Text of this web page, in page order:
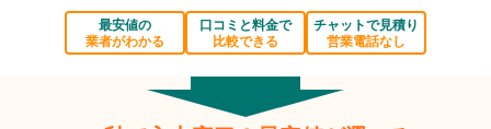
最安値の
業者がわかる
口コミと料金で
比較できる
チャットで見積り
営業電話なし